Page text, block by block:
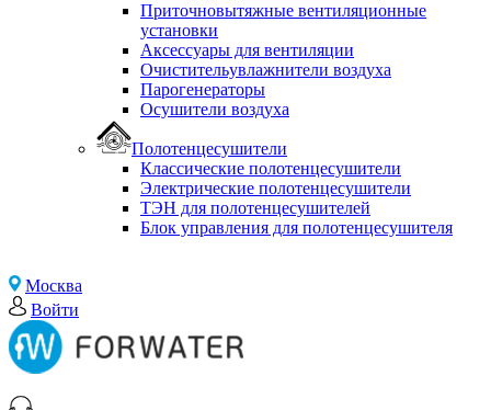
Приточновытяжные вентиляционные
установки
Аксессуары для вентиляции
Очистительувлажнители воздуха
Парогенераторы
Осушители воздуха
Полотенцесушители
Классические полотенцесушители
Электрические полотенцесушители
ТЭН для полотенцесушителей
Блок управления для полотенцесушителя
Москва
Войти